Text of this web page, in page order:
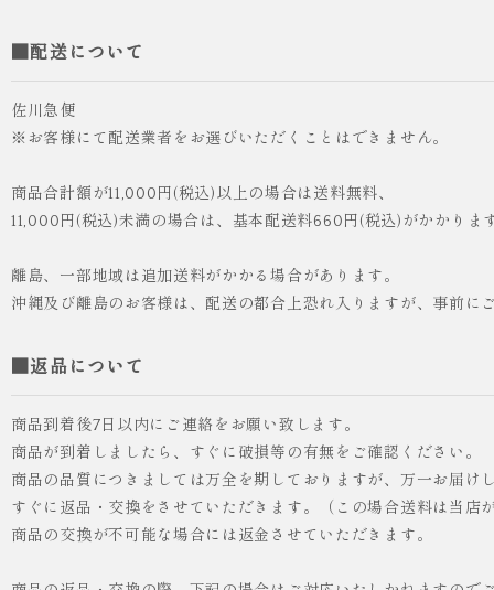
■配送について
佐川急便
※お客様にて配送業者をお選びいただくことはできません。
商品合計額が11,000円(税込)以上の場合は送料無料、
11,000円(税込)未満の場合は、基本配送料660円(税込)がかかりま
離島、一部地域は追加送料がかかる場合があります。
沖縄及び離島のお客様は、配送の都合上恐れ入りますが、事前に
■返品について
商品到着後7日以内にご連絡をお願い致します。
商品が到着しましたら、すぐに破損等の有無をご確認ください。
商品の品質につきましては万全を期しておりますが、万一お届
すぐに返品・交換をさせていただきます。（この場合送料は当店
商品の交換が不可能な場合には返金させていただきます。